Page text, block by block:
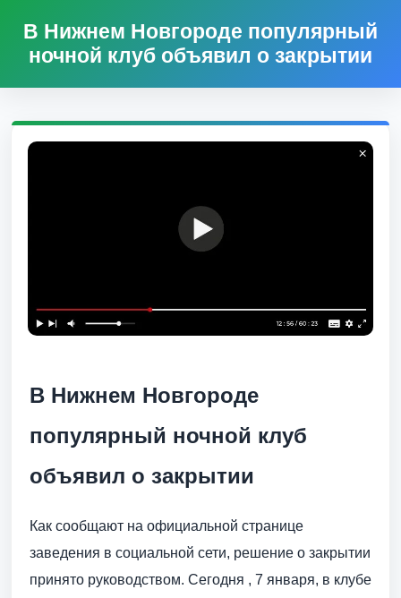
В Нижнем Новгороде популярный
ночной клуб объявил о закрытии
В Нижнем Новгороде
популярный ночной клуб
объявил о закрытии
Как сообщают на официальной странице
заведения в социальной сети, решение о закрытии
принято руководством. Сегодня , 7 января, в клубе